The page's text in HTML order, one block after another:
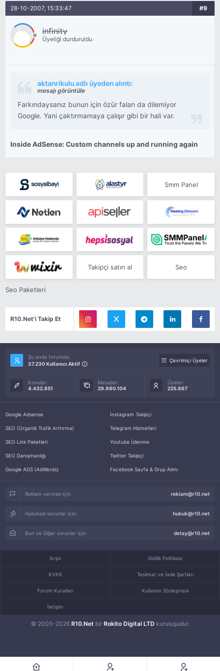
28-10-2007, 15:33:47 #9
infinity
Üyeliği durduruldu
aktanrikulu adlı üyeden alıntı:
mesajı görüntüle
Farkındaysanız bunun için özür falan da dilemiyor
Google. Yani çaktırmamaya çalışır gibi bir hali var.
Inside AdSense: Custom channels up and running again
Smm Panel
Takipçi satın al Seo
Seo Paketleri
R10.Net'i Takip Et
Şu anda forumda:
37.230 Kullanıcı Aktif
Çevrimiçi Üyeler
Konular:
4.432.851
Mesajlar:
29.980.104
Üyeler:
225.867
Google Adsense
SEO (Organik Trafik Arttırma)
SEO Link Paketleri
SEO Danışmanlığı
Google ADS (AdWords)
İnstagram Takipçi
Telegram Hizmetleri
Youtube İzlenme
Twitter Takipçi
Facebook Sayfa & Grup Alımı
Reklam vermek için: reklam@r10.net
Hukuksal sorunlar için: hukuk@r10.net
Ban ve Diğer sorunlar için: detay@r10.net
© 2005-2026 R10.Net bir Rokito Digital LTD kuruluşudur.
Arşiv Gizlilik Politikası
KVKK Teslimat ve İade Şartları
Forum Kuralları Kullanım Sözleşmesi
İletişim